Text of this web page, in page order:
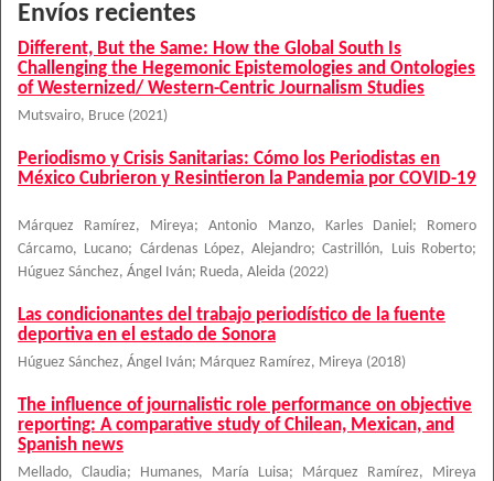
Envíos recientes
Different, But the Same: How the Global South Is
Challenging the Hegemonic Epistemologies and Ontologies
of Westernized/ Western-Centric Journalism Studies
Mutsvairo, Bruce (2021)
Periodismo y Crisis Sanitarias: Cómo los Periodistas en
México Cubrieron y Resintieron la Pandemia por COVID-19
Márquez Ramírez, Mireya;Antonio Manzo, Karles Daniel ;
Romero
Cárcamo, Lucano; Cárdenas López, Alejandro;Castrillón, Luis Roberto;
Húguez Sánchez, Ángel Iván; Rueda, Aleida (2022)
Las condicionantes del trabajo periodístico de la fuente
deportiva en el estado de Sonora
Húguez Sánchez, Ángel Iván; Márquez Ramírez, Mireya (2018)
The influence of journalistic role performance on objective
reporting: A comparative study of Chilean, Mexican, and
Spanish news
Mellado, Claudia; Humanes, María Luisa;
Márquez Ramírez, Mireya